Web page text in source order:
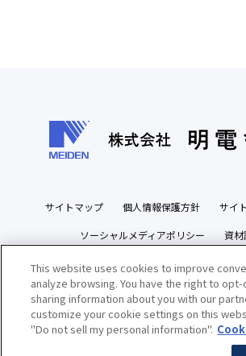
サイトマップ 個人情報保護方針 サイ
ソーシャルメディアポリシー 資材
ビジネスパートナーズサイト
This website uses cookies to improve
analyze browsing. You have the right to
sharing information about you with our
customize your cookie settings on this
"Do not sell my personal information".